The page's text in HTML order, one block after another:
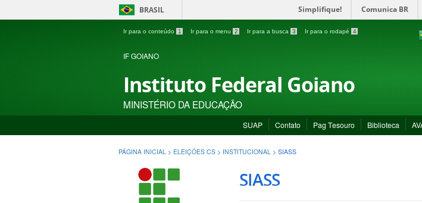
BRASIL Simplifique! Comunica BR
Ir para o conteúdo 1 Ir para o menu 2 Ir para a busca 3 Ir para o rodapé 4
IF GOIANO
Instituto Federal Goiano
MINISTÉRIO DA EDUCAÇÃO
SUAP Contato Pag Tesouro Biblioteca
PÁGINA INICIAL > ELEIÇÕES CS > INSTITUCIONAL > SIASS
SIASS